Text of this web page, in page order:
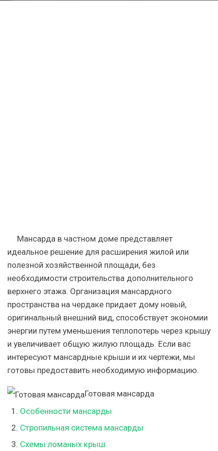
Мансарда в частном доме представляет
идеальное решение для расширения жилой или
полезной хозяйственной площади, без
необходимости строительства дополнительного
верхнего этажа. Организация мансардного
пространства на чердаке придает дому новый,
оригинальный внешний вид, способствует экономии
энергии путем уменьшения теплопотерь через крышу
и увеличивает общую жилую площадь. Если вас
интересуют мансардные крыши и их чертежи, мы
готовы предоставить необходимую информацию.
Готовая мансарда
Особенности мансарды
Стропильная система мансарды
Схемы ломаных крыш